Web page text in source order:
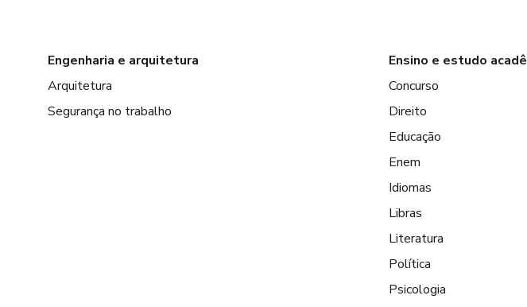
Engenharia e arquitetura
Arquitetura
Segurança no trabalho
Ensino e estudo
Concurso
Direito
Educação
Enem
Idiomas
Libras
Literatura
Política
Psicologia